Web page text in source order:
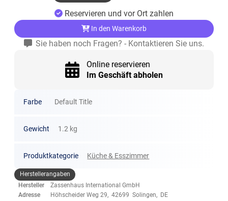
Reservieren und vor Ort zahlen
In den Warenkorb
Sie haben noch Fragen? - Kontaktieren Sie uns.
Online reservieren
Im Geschäft abholen
Farbe Default Title
Gewicht 1.2 kg
Produktkategorie Küche & Esszimmer
Herstellerangaben
Hersteller
Zassenhaus International GmbH
Adresse
Höhscheider Weg 29, 42699 Solingen, DE